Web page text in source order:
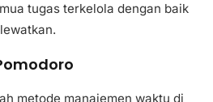
tugas terkelola dengan baik
metode manajemen waktu di